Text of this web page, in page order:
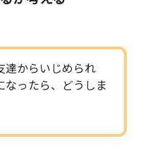
達からいじめられ
なったら、どうしま